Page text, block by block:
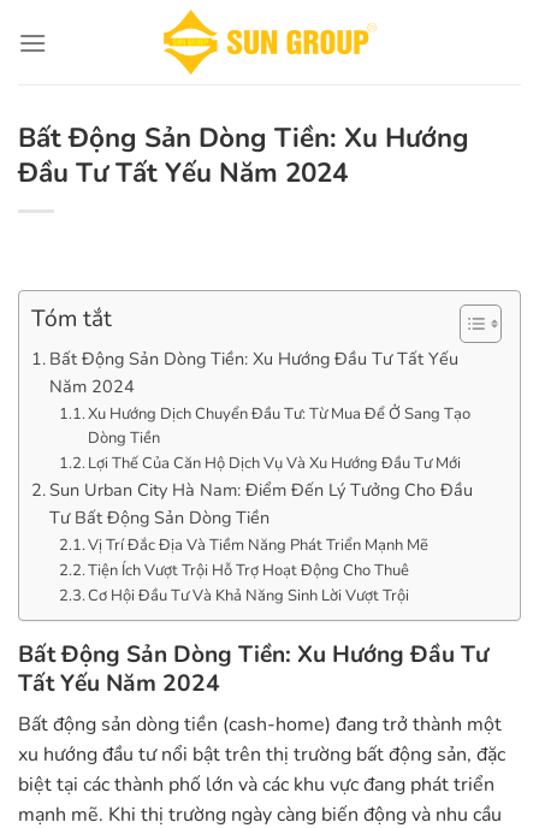
đến
Bất Động Sản Dòng Tiền: Xu Hướng
Đầu Tư Tất Yếu Năm 2024
Tóm tắt
Bất Động Sản Dòng Tiền: Xu Hướng Đầu Tư Tất Yếu
Năm 2024
Xu Hướng Dịch Chuyển Đầu Tư: Từ Mua Để Ở Sang Tạo
Dòng Tiền
Lợi Thế Của Căn Hộ Dịch Vụ Và Xu Hướng Đầu Tư Mới
Sun Urban City Hà Nam: Điểm Đến Lý Tưởng Cho Đầu
Tư Bất Động Sản Dòng Tiền
Vị Trí Đắc Địa Và Tiềm Năng Phát Triển Mạnh Mẽ
Tiện Ích Vượt Trội Hỗ Trợ Hoạt Động Cho Thuê
Cơ Hội Đầu Tư Và Khả Năng Sinh Lời Vượt Trội
Bất Động Sản Dòng Tiền: Xu Hướng Đầu Tư
Tất Yếu Năm 2024
Bất động sản dòng tiền (cash-home) đang trở thành một
xu hướng đầu tư nổi bật trên thị trường bất động sản, đặc
biệt tại các thành phố lớn và các khu vực đang phát triển
mạnh mẽ. Khi thị trường ngày càng biến động và nhu cầu